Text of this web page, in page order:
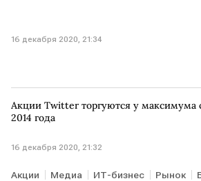
16 декабря 2020, 21:34
Акции Twitter торгуются у максимума
2014 года
16 декабря 2020, 21:32
Акции Медиа ИТ-бизнес Рынок